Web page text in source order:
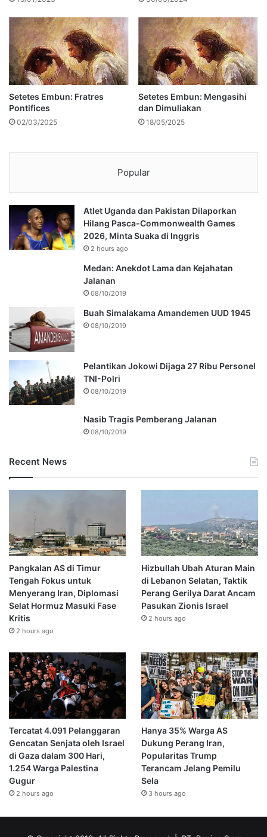
Setetes Embun: Fratres
Pontifices
02/03/2025
Setetes Embun: Mengasihi
dan Dimuliakan
18/05/2025
Popular
Atlet Uganda dan Pakistan Dilaporkan
Hilang Pasca-Commonwealth Games
2026, Minta Suaka di Inggris
2 hours ago
Medan: Anekdot Lama dan Kejahatan
Jalanan
08/10/2019
Buah Simalakama Amandemen UUD 1945
08/10/2019
Pelantikan Jokowi Dijaga 27 Ribu Personel
TNI-Polri
08/10/2019
Nasib Tragis Pemberang Jalanan
08/10/2019
Recent News
Pangkalan AS di Timur
Tengah Fokus untuk
Menyerang Iran, Diplomasi
Selat Hormuz Masuki Fase
Kritis
2 hours ago
Hizbullah Ubah Aturan Main
di Lebanon Selatan, Taktik
Perang Gerilya Darat Ancam
Pasukan Zionis Israel
2 hours ago
Tercatat 4.091 Pelanggaran
Gencatan Senjata oleh Israel
di Gaza dalam 300 Hari,
1.254 Warga Palestina
Gugur
2 hours ago
Hanya 35% Warga AS
Dukung Perang Iran,
Popularitas Trump
Terancam Jelang Pemilu
Sela
3 hours ago